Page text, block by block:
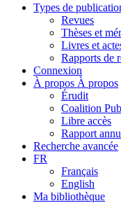
Types de
Revues
Thèses et
Livres et
Rapports de
Connexion
À propos À propos
Érudit
Coalition
Libre accès
Rapport
Recherche avancée
FR
Français
English
Ma bibliothèque